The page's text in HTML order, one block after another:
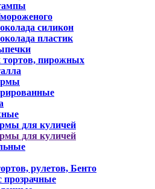
силикон
пластик
тортов, пирожных
для куличей
для куличей
рулетов, Бенто
прозрачные